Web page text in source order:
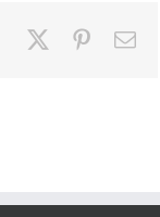
Facebook Pinterest
E-